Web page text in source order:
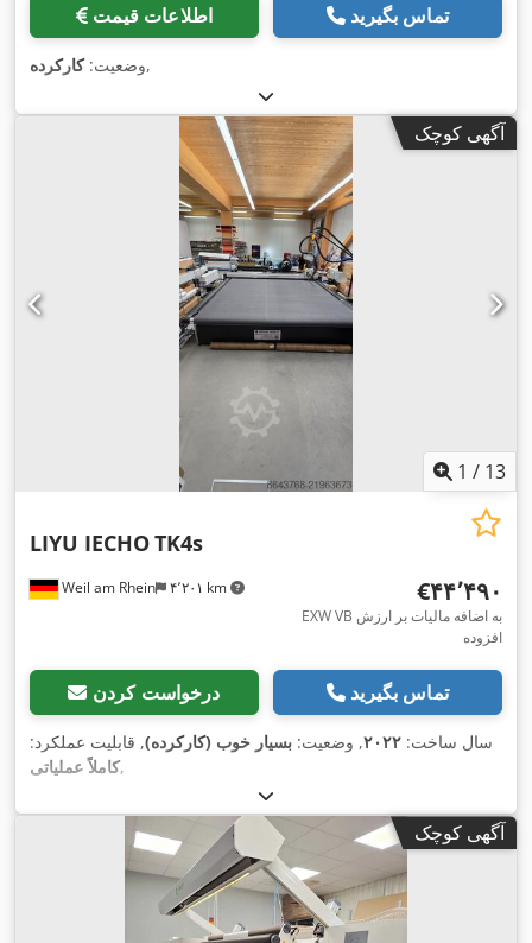
اطلاعات قیمت تماس بگیرید
وضعیت:کارکرده ,
آگهی کوچک
1 / 13
Weil am Rhein ۴٬۲۰۱ km
LIYU IECHOTK4s
‎€۴۴٬۴۹۰
EXW VB به اضافه مالیات بر ارزش
افزوده
درخواست کردن تماس بگیرید
سال ساخت: ۲۰۲۲, وضعیت: بسیار خوب (کارکرده), قابلیت عملکرد:
کاملاً عملیاتی,
آگهی کوچک